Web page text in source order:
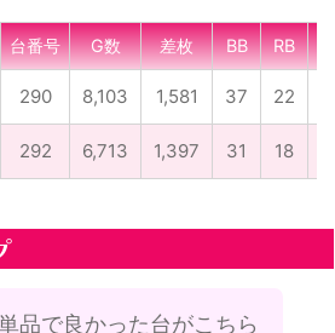
台番号 G数 差枚 BB RB
290 8,103 1,581 37 22
292 6,713 1,397 31 18
品で良かった台がこちら